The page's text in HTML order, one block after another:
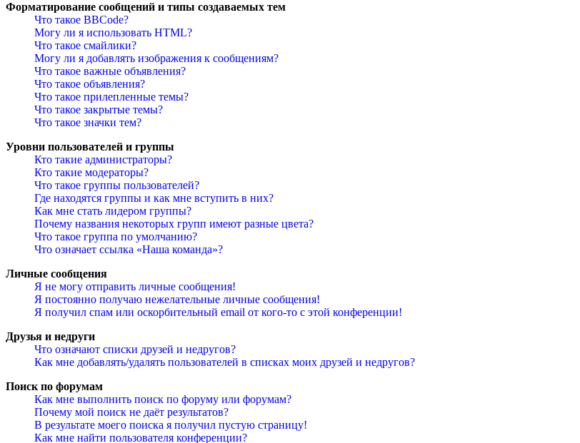
Форматирование сообщений и типы создаваемых тем
Что такое BBCode?
Могу ли я использовать HTML?
Что такое смайлики?
Могу ли я добавлять изображения к сообщениям?
Что такое важные объявления?
Что такое объявления?
Что такое прилепленные темы?
Что такое закрытые темы?
Что такое значки тем?
Уровни пользователей и группы
Кто такие администраторы?
Кто такие модераторы?
Что такое группы пользователей?
Где находятся группы и как мне вступить в них?
Как мне стать лидером группы?
Почему названия некоторых групп имеют разные цвета?
Что такое группа по умолчанию?
Что означает ссылка «Наша команда»?
Личные сообщения
Я не могу отправить личные сообщения!
Я постоянно получаю нежелательные личные сообщения!
Я получил спам или оскорбительный email от кого-то с этой конференции!
Друзья и недруги
Что означают списки друзей и недругов?
Как мне добавлять/удалять пользователей в списках моих друзей и недругов?
Поиск по форумам
Как мне выполнить поиск по форуму или форумам?
Почему мой поиск не даёт результатов?
В результате моего поиска я получил пустую страницу!
Как мне найти пользователя конференции?